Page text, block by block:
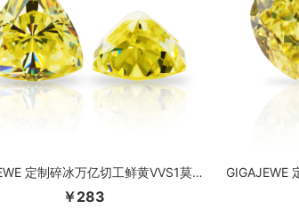
GIGAJEWE 定制碎冰万亿切工鲜黄VVS1莫桑石裸钻测试通过宝石首饰制作
￥283